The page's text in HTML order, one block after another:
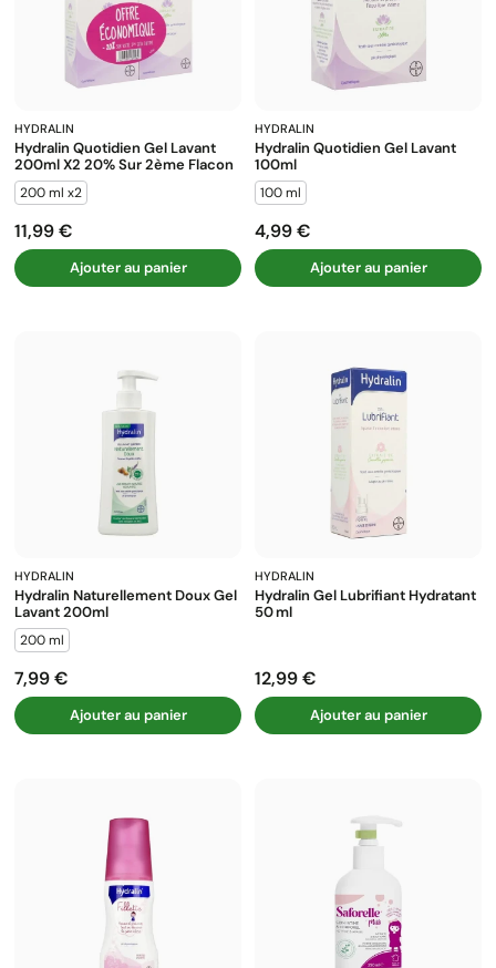
HYDRALIN
Hydralin Quotidien Gel Lavant
200ml X2 20% Sur 2ème Flacon
200 ml x2
Prix
11,99 €
Ajouter au panier
HYDRALIN
Hydralin Quotidien Gel Lavant
100ml
100 ml
Prix
4,99 €
Ajouter au panier
HYDRALIN
Hydralin Naturellement Doux Gel
Lavant 200ml
200 ml
Prix
7,99 €
Ajouter au panier
HYDRALIN
Hydralin Gel Lubrifiant Hydratant
50 Ml
Prix
12,99 €
Ajouter au panier